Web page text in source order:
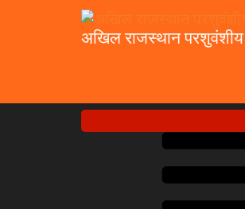
अखिल राजस्थान परशुवंशीय